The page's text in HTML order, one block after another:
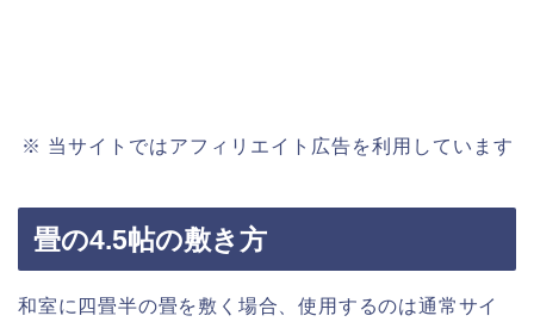
※ 当サイトではアフィリエイト広告を利用しています
畳の4.5帖の敷き方
和室に四畳半の畳を敷く場合、使用するのは通常サイ